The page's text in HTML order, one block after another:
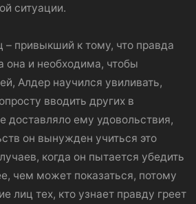
ситуации.
привыкший к тому, что правда
она и необходима, чтобы
Алдер научился увиливать,
вводить других в
доставляло ему удовольствия,
он вынужден учиться это
когда он пытается убедить
чем может показаться, потому
лиц тех, кто узнает правду греет